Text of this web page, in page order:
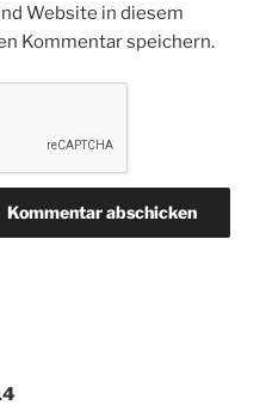
Website in diesem
Kommentar speichern.